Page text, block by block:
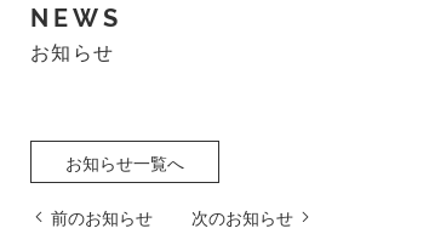
NEWS
お知らせ
お知らせ一覧へ
前のお知らせ 次のお知らせ